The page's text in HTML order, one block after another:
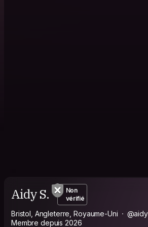
Aidy S.
Non
vérifié
Bristol, Angleterre, Royaume-Uni
Membre depuis 2026